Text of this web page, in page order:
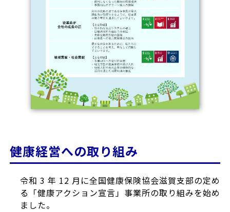
健康経営への取り組み
令和 3 年 12 月に全国健康保険協会滋賀支部の定め
る「健康アクション宣言」事業所の取り組みを始め
ました。